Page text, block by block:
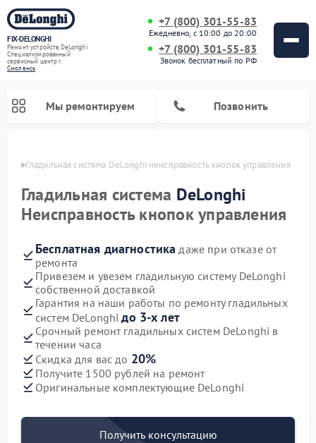
FIX-DELONGHI
Ремонт устройств DeLonghi
Специализированный
cервисный центр г.
Смоленск
+7 (800) 301-55-83
Ежедневно, с 10:00 до 20:00
+7 (800) 301-55-83
Звонок бесплатный по РФ
Мы ремонтируем Позвонить
Гладильная система DeLonghi неисправность кнопок управления
Гладильная система DeLonghi
Неисправность кнопок управления
Бесплатная диагностика даже при отказе от
ремонта
Привезем и увезем гладильную систему DeLonghi
собственной доставкой
Гарантия на наши работы по ремонту гладильных
систем DeLonghiдо 3-х лет
Срочный ремонт гладильных систем DeLonghi в
течении часа
Скидка для вас до 20%
Получите 1500 рублей на ремонт
Оригинальные комплектующие DeLonghi
Получить консультацию